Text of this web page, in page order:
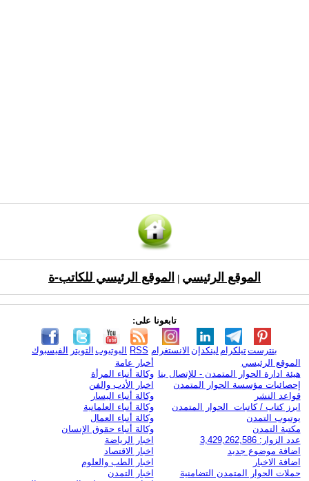
الموقع الرئيسي الموقع الرئيسي للكاتب-ة
تابعونا على:
الفيسبوك التويتر اليوتيوب RSS الانستغرام لينكدإن تيلكرامبنترست
الموقع الرئيسي
هيئة ادارة الحوار المتمدن - للإتصال بنا
إحصائيات مؤسسة الحوار المتمدن
قواعد النشر
ابرز كتاب / كاتبات الحوار المتمدن
يوتيوب التمدن
مكتبة التمدن
عدد الزوار: 3,429,262,586
اضافة موضوع جديد
اضافة الاخبار
حملات الحوار المتمدن التضامنية
أخبار عامة
وكالة أنباء المرأة
اخبار الأدب والفن
وكالة أنباء اليسار
وكالة أنباء العلمانية
وكالة أنباء العمال
وكالة أنباء حقوق الإنسان
اخبار الرياضة
اخبار الاقتصاد
اخبار الطب والعلوم
اخبار التمدن